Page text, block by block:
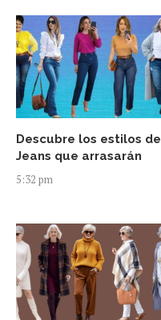
Descubre los estilos de
Jeans que arrasarán
5:32 pm